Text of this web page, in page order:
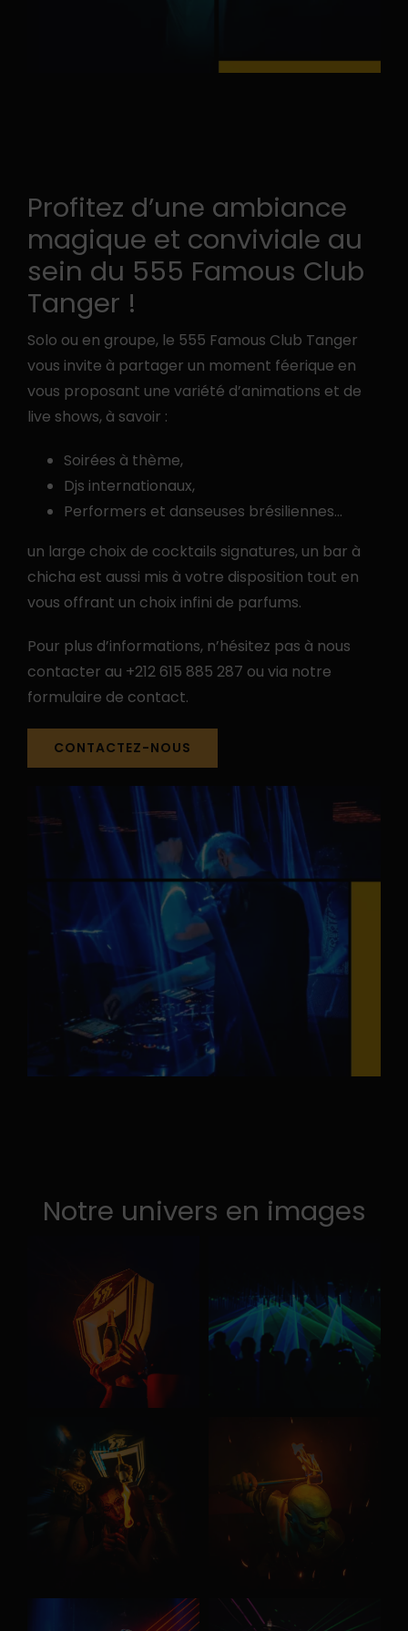
Profitez d’une ambiance
magique et conviviale au
sein du 555 Famous Club
Tanger !
Solo ou en groupe, le 555 Famous Club Tanger
vous invite à partager un moment féerique en
vous proposant une variété d’animations et de
live shows, à savoir :
Soirées à thème,
Djs internationaux,
Performers et danseuses brésiliennes…
un large choix de cocktails signatures, un bar à
chicha est aussi mis à votre disposition tout en
vous offrant un choix infini de parfums.
Pour plus d’informations, n’hésitez pas à nous
contacter au +212 615 885 287 ou via notre
formulaire de contact.
CONTACTEZ-NOUS
Notre univers en images